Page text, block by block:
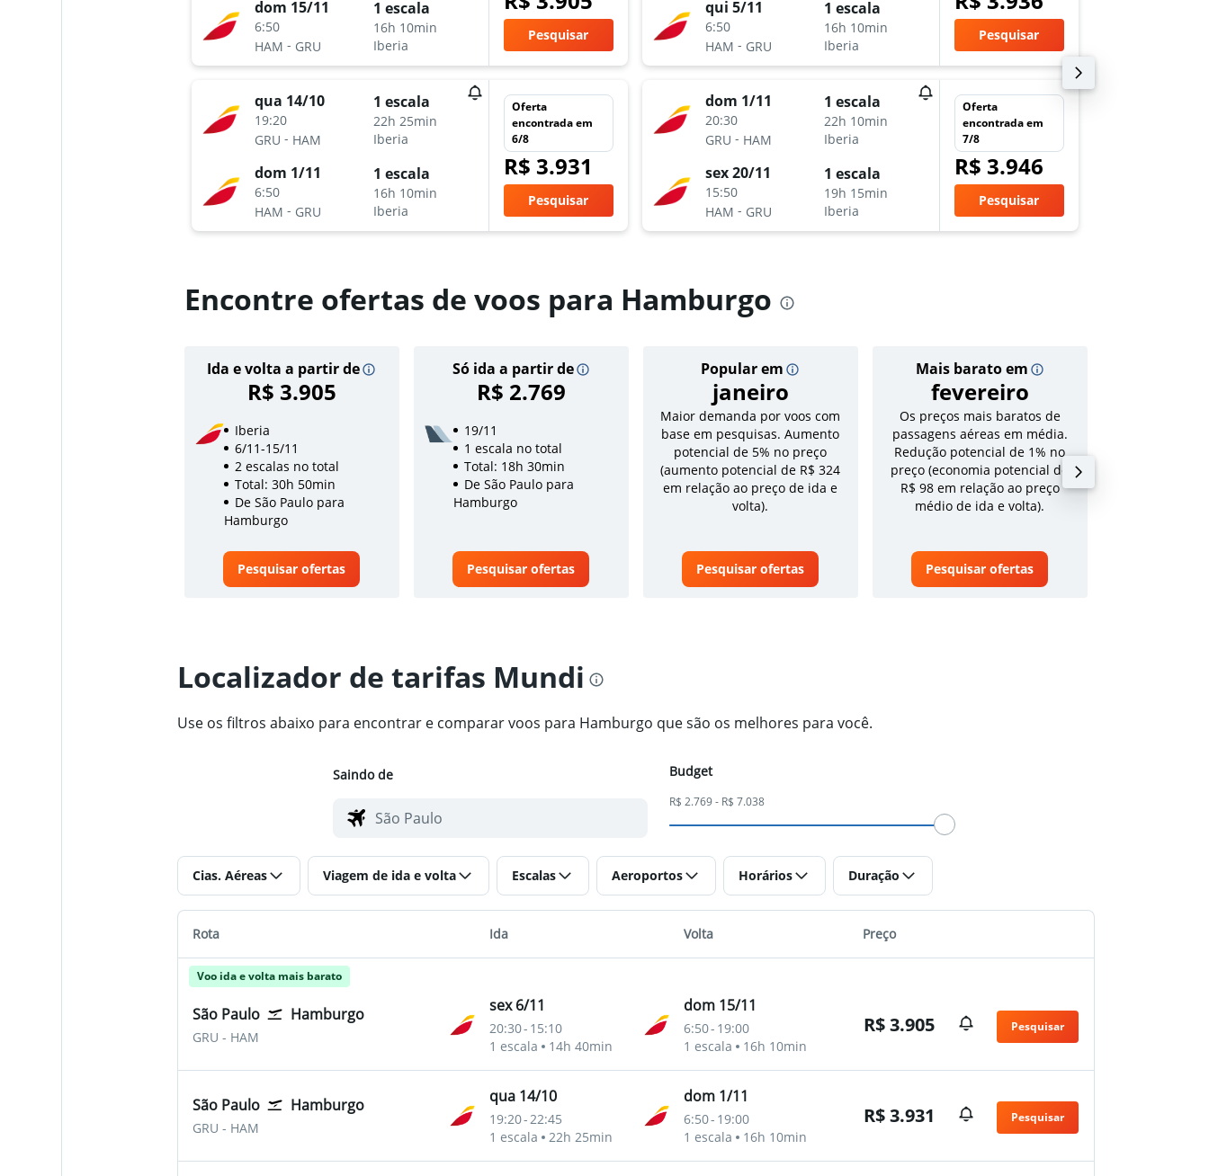
dom 15/11
6:50
HAM - GRU
1 escala
16h 10min
Iberia
Pesquisar
qua 14/10
19:20
GRU - HAM
1 escala
22h 25min
Iberia
dom 1/11
6:50
HAM - GRU
1 escala
16h 10min
Iberia
Oferta
encontrada em
6/8
R$ 3.931
Pesquisar
qui 5/11
6:50
HAM - GRU
1 escala
16h 10min
Iberia
Pesquisar
dom 1/11
20:30
GRU - HAM
1 escala
22h 10min
Iberia
sex 20/11
15:50
HAM - GRU
1 escala
19h 15min
Iberia
Oferta
encontrada em
7/8
R$ 3.946
Pesquisar
Encontre ofertas de voos para Hamburgo
Ida e volta a partir de
R$ 3.905
Só ida a partir de
R$ 2.769
Popular em
janeiro
Mais barato em
fevereiro
Iberia
6/11-15/11
2 escalas no total
Total: 30h 50min
De São Paulo para
Hamburgo
Pesquisar ofertas
19/11
1 escala no total
Total: 18h 30min
De São Paulo para
Hamburgo
Pesquisar ofertas
Maior demanda por voos com
base em pesquisas. Aumento
potencial de 5% no preço
(aumento potencial de R$ 324
em relação ao preço de ida e
volta).
Pesquisar ofertas
Os preços mais baratos de
passagens aéreas em média.
Redução potencial de 1% no
preço (economia potencial de
R$ 98 em relação ao preço
médio de ida e volta).
Pesquisar ofertas
Localizador de tarifas Mundi
Use os filtros abaixo para encontrar e comparar voos para Hamburgo que são os melhores para você.
Saindo de Budget
R$ 2.769 - R$ 7.038
Cias. Aéreas Viagem de ida e volta Escalas Aeroportos Horários Duração
Rota Ida Volta Preço
Voo ida e volta mais barato
São Paulo Hamburgo
GRU São Paulo-Guarulhos
- HAM
sex 6/11
20:30- 15:10
1 escala
14h 40min
dom 15/11
6:50- 19:00
1 escala
16h 10min
R$ 3.905 Pesquisar
São Paulo Hamburgo
GRU São Paulo-Guarulhos
- HAM
qua 14/10
19:20-22:45
1 escala
22h 25min
dom 1/11
6:50- 19:00
1 escala
16h 10min
R$ 3.931 Pesquisar